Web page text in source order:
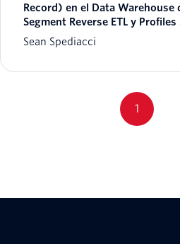
Record) en el Data Warehouse
Segment Reverse ETL y Profiles
Sean Spediacci
1